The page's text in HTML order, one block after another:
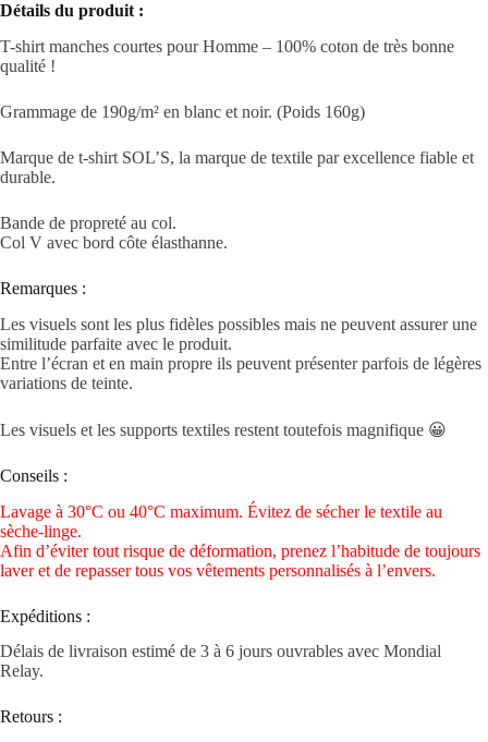
Détails du produit :
T-shirt manches courtes pour Homme – 100% coton de très bonne
qualité !
Grammage de 190g/m² en blanc et noir. (Poids 160g)
Marque de t-shirt SOL’S, la marque de textile par excellence fiable et
durable.
Bande de propreté au col.
Col V avec bord côte élasthanne.
Remarques :
Les visuels sont les plus fidèles possibles mais ne peuvent assurer une
similitude parfaite avec le produit.
Entre l’écran et en main propre ils peuvent présenter parfois de légères
variations de teinte.
Les visuels et les supports textiles restent toutefois magnifique 😀
Conseils :
Lavage à 30°C ou 40°C maximum. Évitez de sécher le textile au
sèche-linge.
Afin d’éviter tout risque de déformation, prenez l’habitude de toujours
laver et de repasser tous vos vêtements personnalisés à l’envers.
Expéditions :
Délais de livraison estimé de 3 à 6 jours ouvrables avec Mondial
Relay.
Retours :